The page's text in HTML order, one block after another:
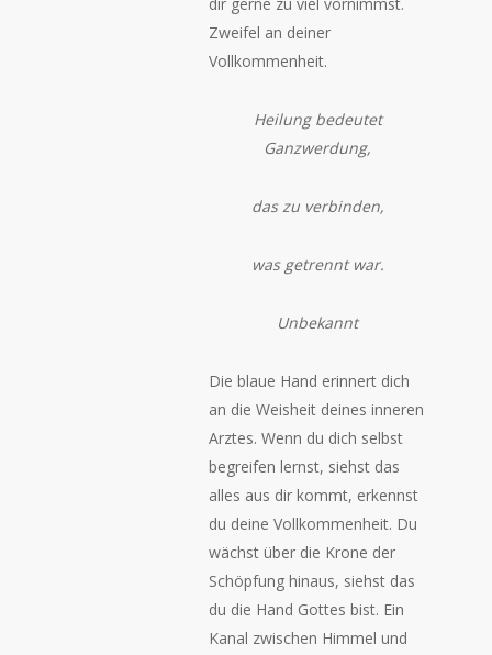
Zweifel an deiner
Vollkommenheit.
Heilung bedeutet
Ganzwerdung,
das zu verbinden,
was getrennt war.
Unbekannt
Die blaue Hand erinnert dich
an die Weisheit deines inneren
Arztes. Wenn du dich selbst
begreifen lernst, siehst das
alles aus dir kommt, erkennst
du deine Vollkommenheit. Du
wächst über die Krone der
Schöpfung hinaus, siehst das
du die Hand Gottes bist. Ein
Kanal zwischen Himmel und